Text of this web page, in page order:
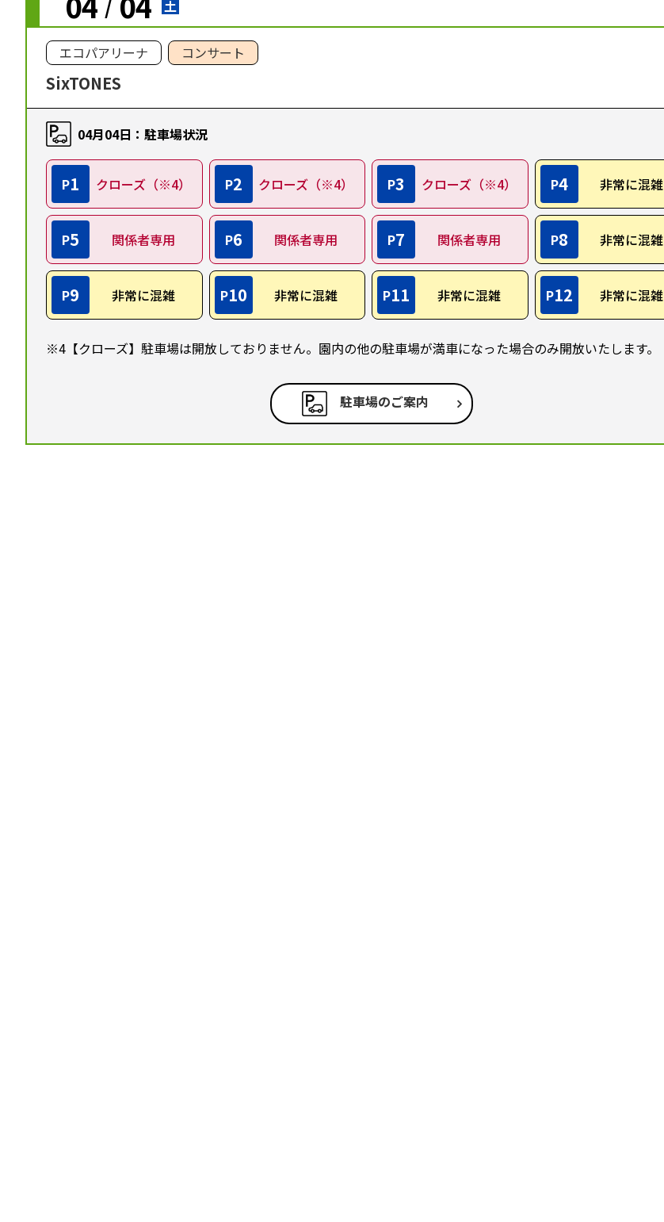
土
エコパアリーナ コンサート
SixTONES
04月04日：駐車場状況
P1 クローズ（※4） P2 クローズ（※4） P3 クローズ（※4） P4 非常に混雑
P5 関係者専用 P6 関係者専用 P7 関係者専用 P8 非常に混雑
P9 非常に混雑 P10 非常に混雑 P11 非常に混雑 P12 非常に混雑
※4【クローズ】駐車場は開放しておりません。園内の他の駐車場が満車になった場合のみ開放いたします。
駐車場のご案内